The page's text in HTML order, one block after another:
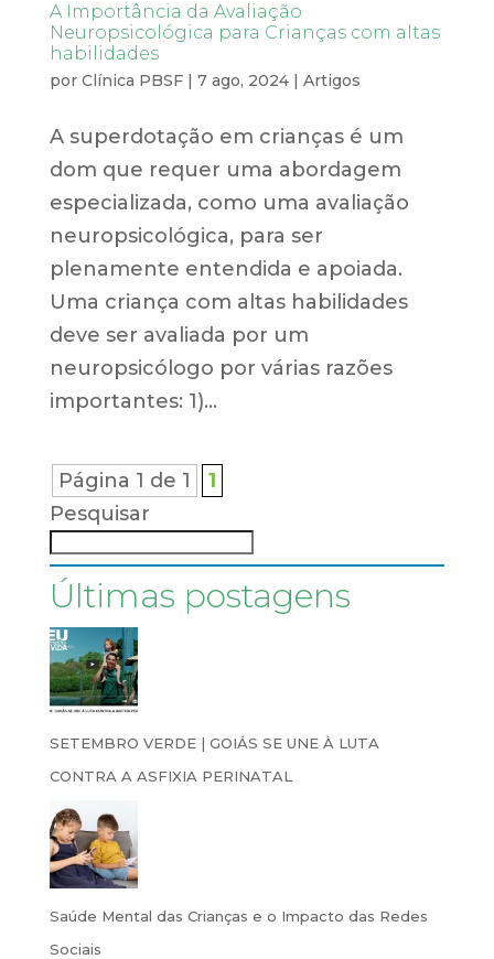
A Importância da Avaliação
Neuropsicológica para Crianças com altas
habilidades
por Clínica PBSF| 7 ago, 2024| Artigos
A superdotação em crianças é um
dom que requer uma abordagem
especializada, como uma avaliação
neuropsicológica, para ser
plenamente entendida e apoiada.
Uma criança com altas habilidades
deve ser avaliada por um
neuropsicólogo por várias razões
importantes: 1)...
Página 1 de 1
1
Pesquisar
Últimas postagens
SETEMBRO VERDE | GOIÁS SE UNE À LUTA
CONTRA A ASFIXIA PERINATAL
Saúde Mental das Crianças e o Impacto das Redes
Sociais